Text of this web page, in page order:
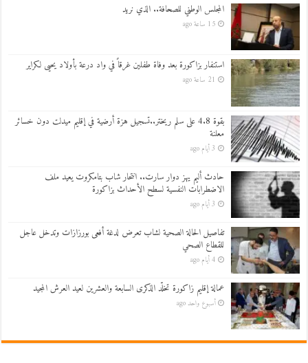
المجلس الوطني للصحافة.. الذي نريد
15 ساعة ago
استنفار بزاكورة بعد وفاة طفلين غرقاً في واد درعة بأولاد يحيى لكراير
21 ساعة ago
بقوة 4.8 على سلم ريختر..تسجيل هزة أرضية في إقليم ميدلت دون خسائر
معلنة
3 أيام ago
حادث أليم يهز دوار سارت.. انتحار شاب بتامكروت يعيد ملف
الاضطرابات النفسية لسطح الأحداث بزاكورة
3 أيام ago
تفاصيل الحالة الصحية لشاب تعرض لدغة أفعى بورزازات وتدخل عاجل
للقطاع الصحي
4 أيام ago
عمالة إقليم زاكورة تخلّد الذكرى السابعة والعشرين لعيد العرش المجيد
أسبوع واحد ago